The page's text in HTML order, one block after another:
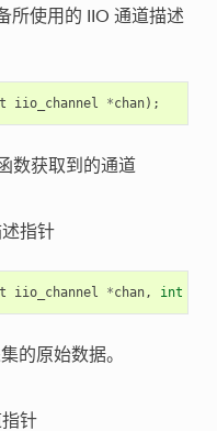
所使用的 IIO 通道描述
iio_channel *chan);
数获取到的通道
指针
iio_channel *chan, int
的原始数据。
针